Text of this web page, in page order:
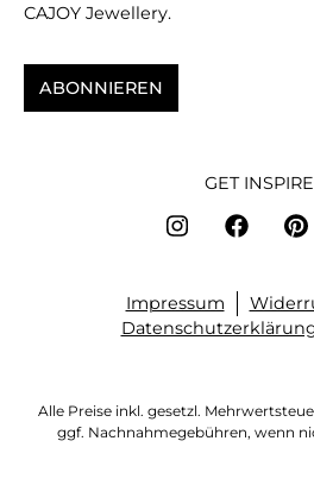
CAJOY Jewellery.
ABONNIEREN
GET
Impressum
Alle Preise inkl. gesetzl.
ggf. Nachnahmegebühren, wenn